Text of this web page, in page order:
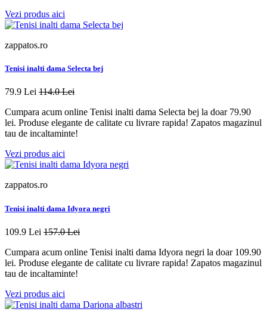
Vezi produs aici
zappatos.ro
Tenisi inalti dama Selecta bej
79.9 Lei 114.0 Lei
Cumpara acum online Tenisi inalti dama Selecta bej la doar 79.90
lei. Produse elegante de calitate cu livrare rapida! Zapatos magazinul
tau de incaltaminte!
Vezi produs aici
zappatos.ro
Tenisi inalti dama Idyora negri
109.9 Lei 157.0 Lei
Cumpara acum online Tenisi inalti dama Idyora negri la doar 109.90
lei. Produse elegante de calitate cu livrare rapida! Zapatos magazinul
tau de incaltaminte!
Vezi produs aici